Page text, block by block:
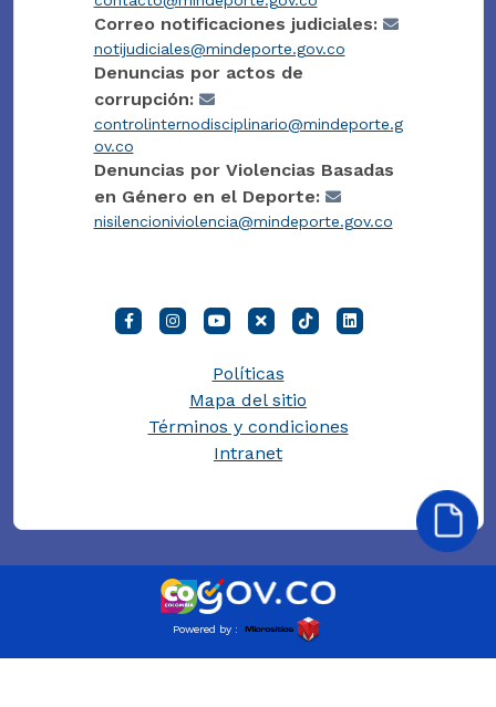
Correo notificaciones judiciales:
notijudiciales@mindeporte.gov.co
Denuncias por actos de
corrupción:
controlinternodisciplinario@mindeporte.g
ov.co
Denuncias por Violencias Basadas
en Género en el Deporte:
nisilencioniviolencia@mindeporte.gov.co
Políticas
Mapa del sitio
Términos y condiciones
Intranet
Powered by :